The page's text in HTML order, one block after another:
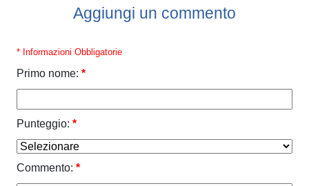
Aggiungi un commento
* Informazioni Obbligatorie
Primo nome: *
Punteggio: *
Commento: *